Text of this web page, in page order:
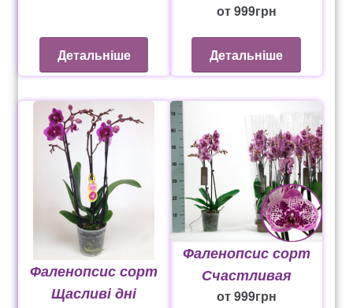
Детальніше
от999грн
Детальніше
Фаленопсис сорт
Щасливі дні
Фаленопсис сорт
Счастливая
от999грн